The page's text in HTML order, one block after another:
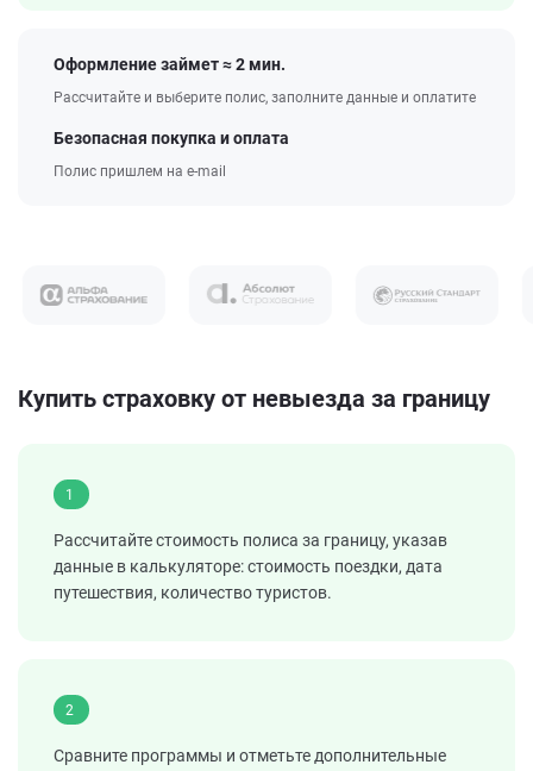
Оформление займет ≈ 2 мин.
Рассчитайте и выберите полис, заполните данные и оплатите
Безопасная покупка и оплата
Полис пришлем на e-mail
Купить страховку от невыезда за границу
1
Рассчитайте стоимость полиса за границу, указав
данные в калькуляторе: стоимость поездки, дата
путешествия, количество туристов.
2
Сравните программы и отметьте дополнительные